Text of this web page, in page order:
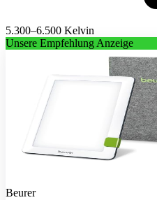
5.300–6.500 Kelvin
Unsere EmpfehlungAnzeige
Beurer